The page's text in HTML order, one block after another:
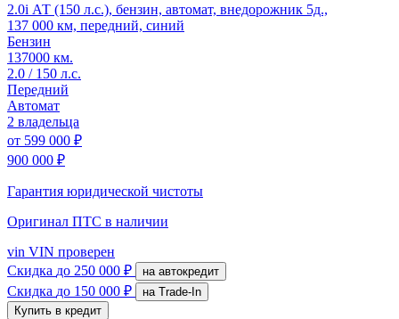
2.0i АТ (150 л.с.), бензин, автомат, внедорожник 5д.,
137 000 км, передний, синий
Бензин
137000 км.
2.0 / 150 л.с.
Передний
Автомат
2 владельца
от 599 000 ₽
900 000 ₽
Гарантия юридической чистоты
Оригинал ПТС в наличии
vin VIN проверен
Скидка до 250 000 ₽ на автокредит
Скидка до 150 000 ₽
на Trade-In
Купить в кредит